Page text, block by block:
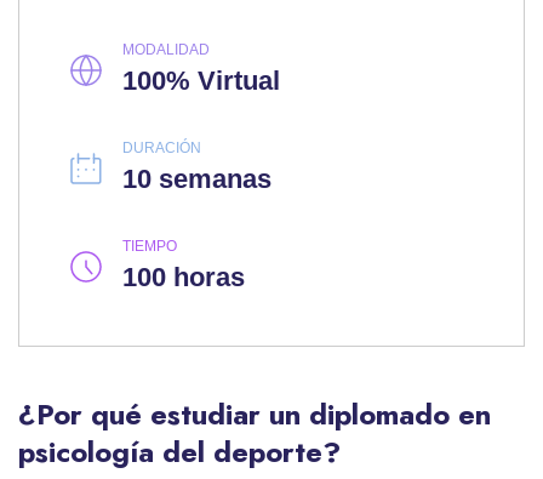
MODALIDAD
100% Virtual
DURACIÓN
10 semanas
TIEMPO
100 horas
¿Por qué estudiar un diplomado en
psicología del deporte?